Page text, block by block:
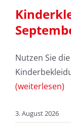
Nutzen Sie
(weiterlesen)
3. August 2026